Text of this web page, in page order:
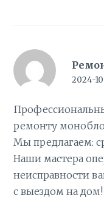
2024-
ремонту
Мы предлагаем:
Наши мастера
неисправности
с выездом на дом!